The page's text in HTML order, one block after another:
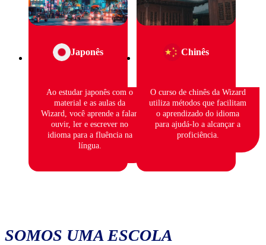
Japonês
Ao estudar japonês com o
material e as aulas da
Wizard, você aprende a falar,
ouvir, ler e escrever no
idioma para a fluência na
língua.
Chinês
O curso de chinês da Wizard
utiliza métodos que facilitam
o aprendizado do idioma
para ajudá-lo a alcançar a
proficiência.
SOMOS UMA ESCOLA